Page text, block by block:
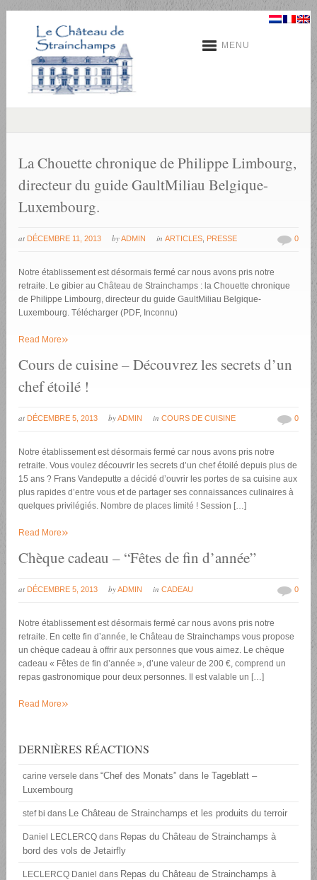
MENU
La Chouette chronique de Philippe Limbourg,
directeur du guide GaultMiliau Belgique-
Luxembourg.
at DÉCEMBRE 11, 2013 byADMIN inARTICLES PRESSE 0
Notre établissement est désormais fermé car nous avons pris notre
retraite. Le gibier au Château de Strainchamps : la Chouette chronique
de Philippe Limbourg, directeur du guide GaultMiliau Belgique-
Luxembourg. Télécharger (PDF, Inconnu)
Read More»
Cours de cuisine – Découvrez les secrets d’un
chef étoilé !
at DÉCEMBRE 5, 2013 byADMIN inCOURS DE CUISINE 0
Notre établissement est désormais fermé car nous avons pris notre
retraite. Vous voulez découvrir les secrets d’un chef étoilé depuis plus de
15 ans ? Frans Vandeputte a décidé d’ouvrir les portes de sa cuisine aux
plus rapides d’entre vous et de partager ses connaissances culinaires à
quelques privilégiés. Nombre de places limité ! Session […]
Read More»
Chèque cadeau – “Fêtes de fin d’année”
at DÉCEMBRE 5, 2013 byADMIN inCADEAU 0
Notre établissement est désormais fermé car nous avons pris notre
retraite. En cette fin d’année, le Château de Strainchamps vous propose
un chèque cadeau à offrir aux personnes que vous aimez. Le chèque
cadeau « Fêtes de fin d’année », d’une valeur de 200 €, comprend un
repas gastronomique pour deux personnes. Il est valable un […]
Read More»
DERNIÈRES RÉACTIONS
carine versele dans“Chef des Monats” dans le Tageblatt –
Luxembourg
stef bi dans Le Château de Strainchamps et les produits du terroir
Daniel LECLERCQ dans Repas du Château de Strainchamps à
bord des vols de Jetairfly
LECLERCQ Daniel dans Repas du Château de Strainchamps à